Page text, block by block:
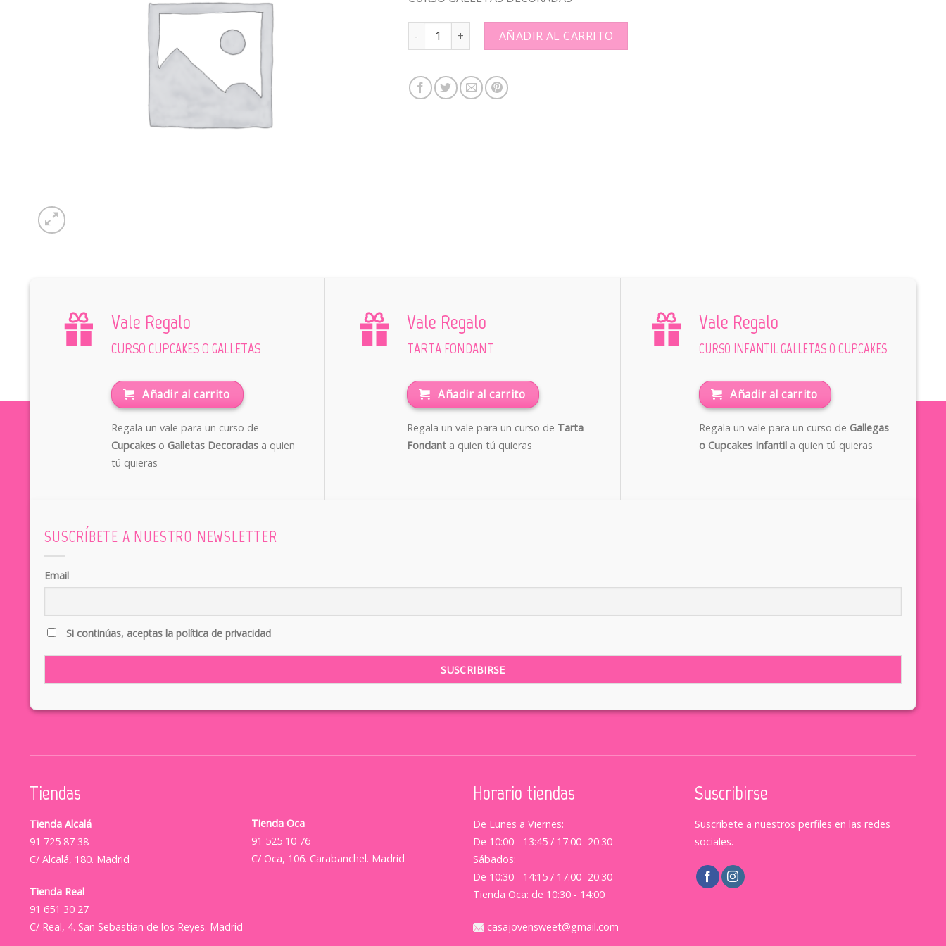
CURSO GALLETAS DECORADAS: quantity
AÑADIR AL CARRITO
Vale Regalo
CURSO CUPCAKES O GALLETAS
Añadir al carrito
Regala un vale para un curso de
Cupcakes o Galletas Decoradas a quien
tú quieras
Vale Regalo
TARTA FONDANT
Añadir al carrito
Regala un vale para un curso de Tarta
Fondant a quien tú quieras
Vale Regalo
CURSO INFANTIL GALLETAS O CUPCAKES
Añadir al carrito
Regala un vale para un curso de Gallegas
o Cupcakes Infantil a quien tú quieras
SUSCRÍBETE A NUESTRO NEWSLETTER
Email
Si continúas, aceptas la política de privacidad
Tiendas
Tienda Alcalá
91 725 87 38
C/ Alcalá, 180. Madrid
Tienda Real
91 651 30 27
C/ Real, 4. San Sebastian de los Reyes. Madrid
Tienda Oca
91 525 10 76
C/ Oca, 106. Carabanchel. Madrid
Horario tiendas
De Lunes a Viernes:
De 10:00 - 13:45 / 17:00- 20:30
Sábados:
De 10:30 - 14:15 / 17:00- 20:30
Tienda Oca: de 10:30 - 14:00
casajovensweet@gmail.com
Suscribirse
Suscríbete a nuestros perfiles en las redes
sociales.